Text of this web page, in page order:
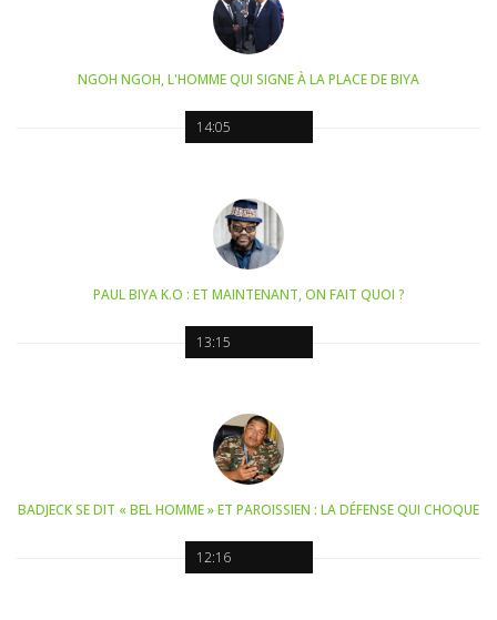
14:05
NGOH NGOH, L'HOMME QUI SIGNE À LA PLACE DE BIYA
13:15
PAUL BIYA K.O : ET MAINTENANT, ON FAIT QUOI ?
12:16
BADJECK SE DIT « BEL HOMME » ET PAROISSIEN : LA DÉFENSE QUI CHOQUE